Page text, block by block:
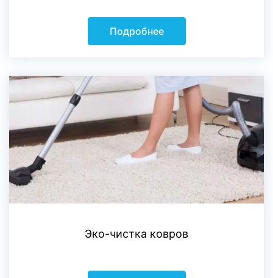
Подробнее
Эко-чистка ковров